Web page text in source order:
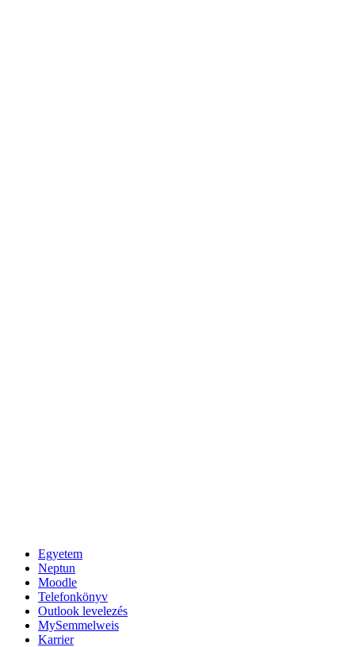
Egyetem
Neptun
Moodle
Telefonkönyv
Outlook levelezés
MySemmelweis
Karrier